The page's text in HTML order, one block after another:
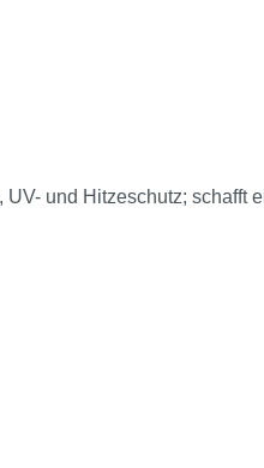
und Hitzeschutz;